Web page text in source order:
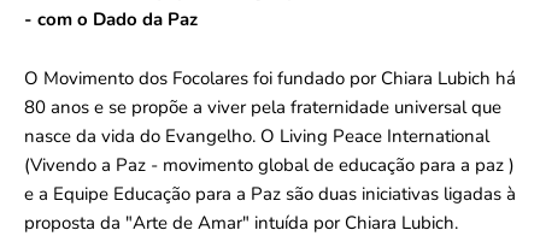
- com o Dado da Paz
O Movimento dos Focolares foi fundado por Chiara Lubich há
80 anos e se propõe a viver pela fraternidade universal que
nasce da vida do Evangelho. O Living Peace International
(Vivendo a Paz - movimento global de educação para a paz )
e a Equipe Educação para a Paz são duas iniciativas ligadas à
proposta da "Arte de Amar" intuída por Chiara Lubich.